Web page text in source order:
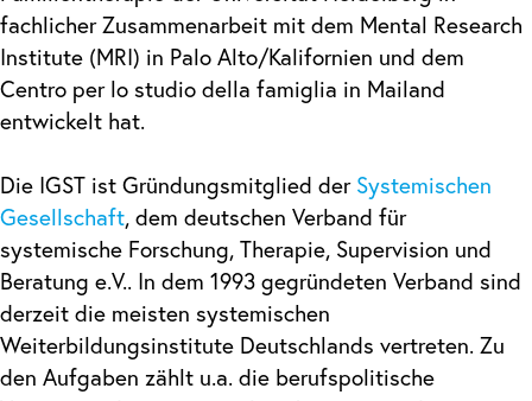
fachlicher Zusammenarbeit mit dem Mental Research
Institute (MRI) in Palo Alto/Kalifornien und dem
Centro per lo studio della famiglia in Mailand
entwickelt hat.
Die IGST ist Gründungsmitglied der Systemischen
Gesellschaft, dem deutschen Verband für
systemische Forschung, Therapie, Supervision und
Beratung e.V.. In dem 1993 gegründeten Verband sind
derzeit die meisten systemischen
Weiterbildungsinstitute Deutschlands vertreten. Zu
den Aufgaben zählt u.a. die berufspolitische